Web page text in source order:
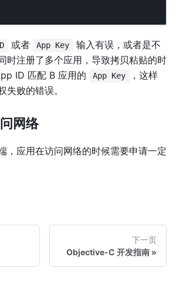
或者 App Key
输入有误，或者是不
时注册了多个应用，导致拷贝粘贴的时
ID 匹配 B 应用的
App Key
，这样
失败的错误。
网络
，应用在访问网络的时候需要申请一定
下一页
Objective-C 开发指南